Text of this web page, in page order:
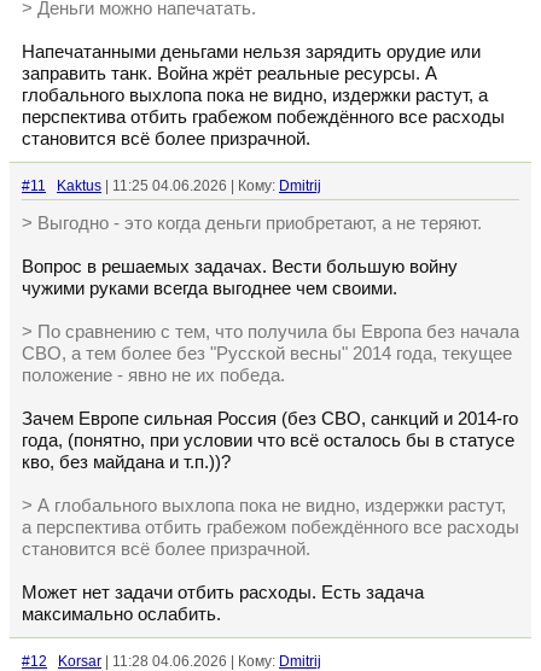
> Деньги можно напечатать.
Напечатанными деньгами нельзя зарядить орудие или
заправить танк. Война жрёт реальные ресурсы. А
глобального выхлопа пока не видно, издержки растут, а
перспектива отбить грабежом побеждённого все расходы
становится всё более призрачной.
#11 Kaktus | 11:25 04.06.2026 | Кому: Dmitrij
> Выгодно - это когда деньги приобретают, а не теряют.
Вопрос в решаемых задачах. Вести большую войну
чужими руками всегда выгоднее чем своими.
> По сравнению с тем, что получила бы Европа без начала
СВО, а тем более без "Русской весны" 2014 года, текущее
положение - явно не их победа.
Зачем Европе сильная Россия (без СВО, санкций и 2014-го
года, (понятно, при условии что всё осталось бы в статусе
кво, без майдана и т.п.))?
> А глобального выхлопа пока не видно, издержки растут,
а перспектива отбить грабежом побеждённого все расходы
становится всё более призрачной.
Может нет задачи отбить расходы. Есть задача
максимально ослабить.
#12 Korsar | 11:28 04.06.2026 | Кому: Dmitrij